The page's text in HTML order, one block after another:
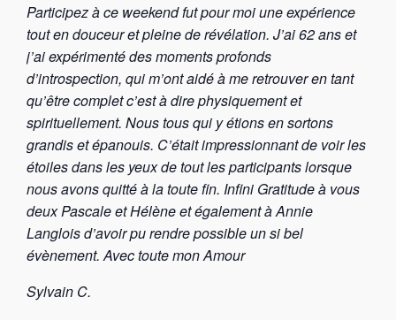
Participez à ce weekend fut pour moi une expérience
tout en douceur et pleine de révélation. J’ai 62 ans et
j’ai expérimenté des moments profonds
d’introspection, qui m’ont aidé à me retrouver en tant
qu’être complet c’est à dire physiquement et
spirituellement. Nous tous qui y étions en sortons
grandis et épanouis. C’était impressionnant de voir les
étoiles dans les yeux de tout les participants lorsque
nous avons quitté à la toute fin. Infini Gratitude à vous
deux Pascale et Hélène et également à Annie
Langlois d’avoir pu rendre possible un si bel
évènement. Avec toute mon Amour
Sylvain C.